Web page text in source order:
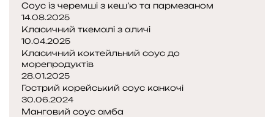
Соус із черемші з кеш’ю та пармезаном
14.08.2025
Класичний ткемалі з аличі
10.04.2025
Класичний коктейльний соус до
морепродуктів
28.01.2025
Гострий корейський соус канкочі
30.06.2024
Манговий соус амба